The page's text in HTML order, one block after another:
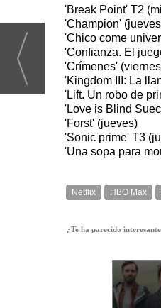
'Break Point' T2
'Champion'
'Chico come
'Confianza. El
'Crímenes'
'Kingdom III: La
'Lift. Un robo de
'Love is Blind
'Forst' (jueves)
'Sonic prime' T3
'Una sopa para
Netflix HBO Max
¿Te ha parecido